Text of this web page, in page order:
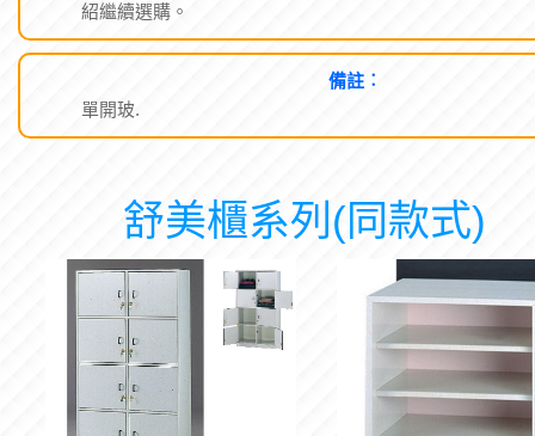
紹繼續選購。
備註︰
單開玻.
舒美櫃系列(同款式)